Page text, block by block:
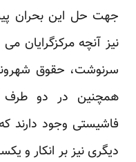
جهت حل این بحران
نیز آنچه مرکزگرایان
سرنوشت، حقوق
همچنین در دو طرف
فاشیستی وجود دارند
دیگری نیز بر انکار و